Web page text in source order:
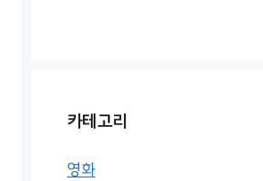
카테고리
영화